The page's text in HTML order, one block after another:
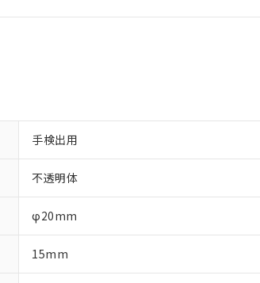
手検出用
不透明体
φ20mm
15mm